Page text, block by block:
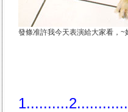
發條准許我今天表演給大家看，~